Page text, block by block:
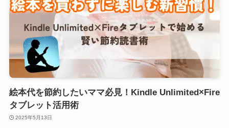
絵本代を節約したいママ必見！Kindle Unlimited×Fire
タブレット活用術
2025年5月13日